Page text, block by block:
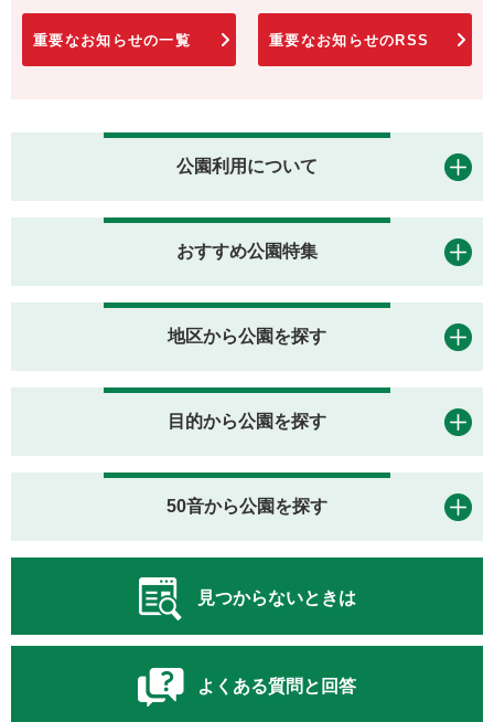
重要なお知らせの一覧 重要なお知らせのRSS
公園利用について
おすすめ公園特集
地区から公園を探す
目的から公園を探す
50音から公園を探す
見つからないときは
よくある質問と回答